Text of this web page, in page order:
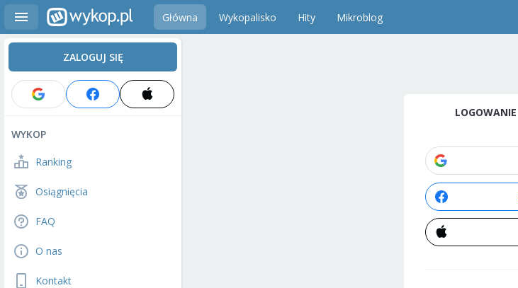
Główna Wykopalisko Hity Mikroblog
ZALOGUJ SIĘ
WYKOP
Ranking
Osiągnięcia
FAQ
O nas
Kontakt
LOGOWANIE